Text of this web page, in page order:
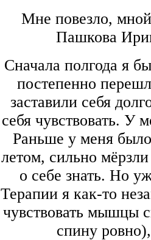
Мне повезло,
Пашкова
Сначала полгода я
постепенно
заставили себя
себя чувствовать. У
Раньше у меня
летом, сильно
о себе знать. Но
Терапии я как-то
чувствовать мышцы
спину